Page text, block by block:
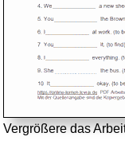
Vergrößere das